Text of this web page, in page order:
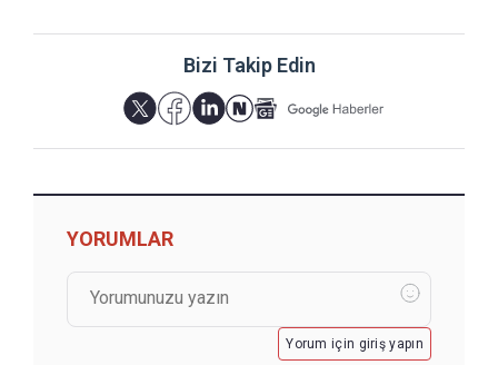
Bizi Takip Edin
YORUMLAR
Yorum için giriş yapın